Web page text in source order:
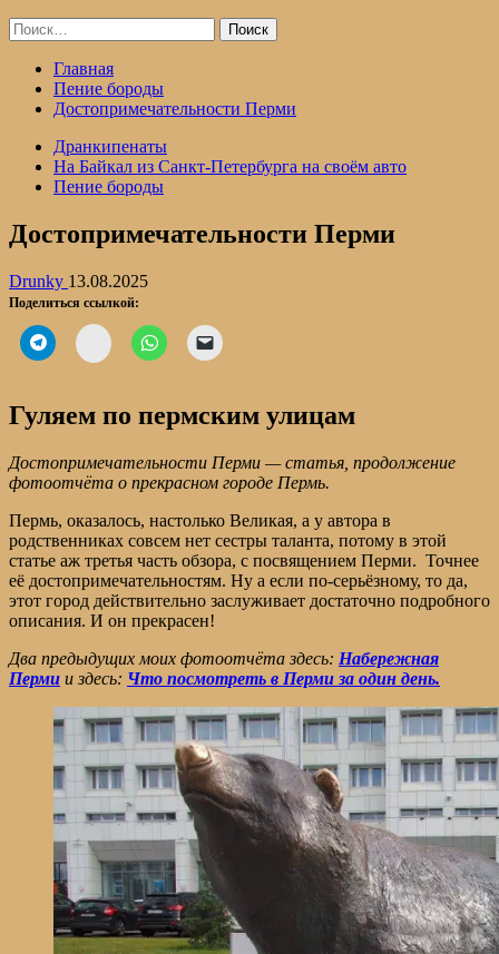
Найти:
Главная
Пение бороды
Достопримечательности Перми
Дранкипенаты
На Байкал из Санкт-Петербурга на своём авто
Пение бороды
Достопримечательности Перми
Drunky 13.08.2025
Поделиться ссылкой:
ВК
Гуляем по пермским улицам
Достопримечательности Перми — статья, продолжение
фотоотчёта о прекрасном городе Пермь.
Пермь, оказалось, настолько Великая, а у автора в
родственниках совсем нет сестры таланта, потому в этой
статье аж третья часть обзора, с посвящением Перми. Точнее
её достопримечательностям. Ну а если по-серьёзному, то да,
этот город действительно заслуживает достаточно подробного
описания. И он прекрасен!
Два предыдущих моих фотоотчёта здесь: Набережная
Перми и здесь: Что посмотреть в Перми за один день.